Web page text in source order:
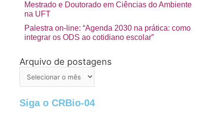
Mestrado e Doutorado em Ciências do Ambiente
na UFT
Palestra on-line: “Agenda 2030 na prática: como
integrar os ODS ao cotidiano escolar”
Arquivo de postagens
Arquivo
Siga o CRBio-04